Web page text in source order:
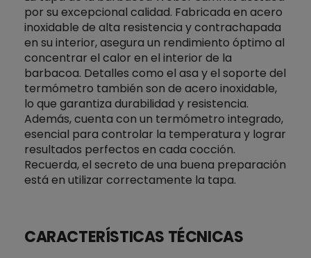
por su excepcional calidad. Fabricada en acero
inoxidable de alta resistencia y contrachapada
en su interior, asegura un rendimiento óptimo al
concentrar el calor en el interior de la
barbacoa. Detalles como el asa y el soporte del
termómetro también son de acero inoxidable,
lo que garantiza durabilidad y resistencia.
Además, cuenta con un termómetro integrado,
esencial para controlar la temperatura y lograr
resultados perfectos en cada cocción.
Recuerda, el secreto de una buena preparación
está en utilizar correctamente la tapa.
CARACTERÍSTICAS TÉCNICAS